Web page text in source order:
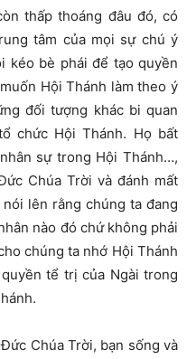
thấp thoáng đâu đó, có
tâm của mọi sự chú ý
kéo bè phái để tạo quyền
Hội Thánh làm theo ý
đối tượng khác bi quan
chức Hội Thánh. Họ bất
sự trong Hội Thánh…,
Chúa Trời và đánh mất
lên rằng chúng ta đang
nào đó chứ không phải
chúng ta nhớ Hội Thánh
tể trị của Ngài trong
Chúa Trời, bạn sống và